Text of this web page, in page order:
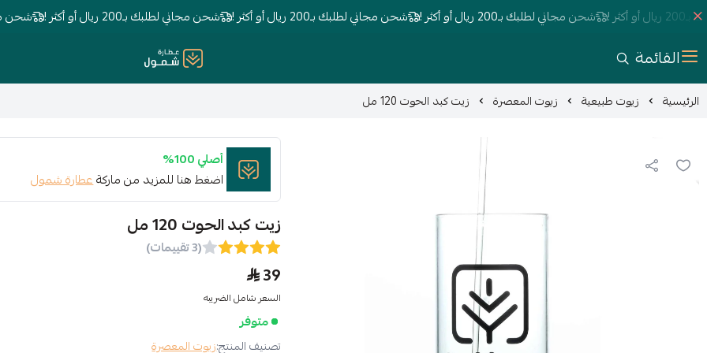
! شحن مجاني لطلبك بـ200 ريال أو أكثر ! شحن مجاني لطلبك بـ200 ريال أو أكثر ! شحن مجاني لطلبك بـ200 ريال أو أكثر ! شحن مجاني
القائمة عطارة شمول
الرئيسية زيوت طبيعية زيوت المعصرة زيت كبد الحوت 120 مل
أصلي 100%
اضغط هنا للمزيد من ماركةعطارة شمول
زيت كبد الحوت 120 مل
(3 تقييمات)
39
السعر شامل الضريبه
متوفر
تصنيف المنتج:زيوت المعصرة